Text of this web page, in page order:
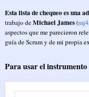
Esta lista de chequeo es una
trabajo deMichael James(
aspectos que me parecieron
guía de Scrum y de mi propia
Para usar el instrumento